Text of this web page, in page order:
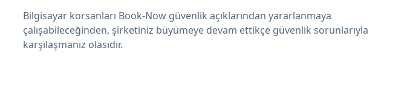
Bilgisayar korsanları Book-Now güvenlik açıklarından yararlanmaya
çalışabileceğinden, şirketiniz büyümeye devam ettikçe güvenlik sorunlarıyla
karşılaşmanız olasıdır.